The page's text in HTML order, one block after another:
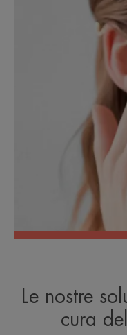
Le nostre
cura